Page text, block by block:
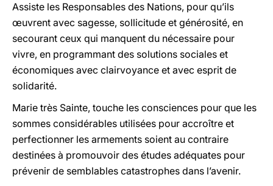
Assiste les Responsables des Nations, pour qu’ils
œuvrent avec sagesse, sollicitude et générosité, en
secourant ceux qui manquent du nécessaire pour
vivre, en programmant des solutions sociales et
économiques avec clairvoyance et avec esprit de
solidarité.
Marie très Sainte, touche les consciences pour que les
sommes considérables utilisées pour accroître et
perfectionner les armements soient au contraire
destinées à promouvoir des études adéquates pour
prévenir de semblables catastrophes dans l’avenir.